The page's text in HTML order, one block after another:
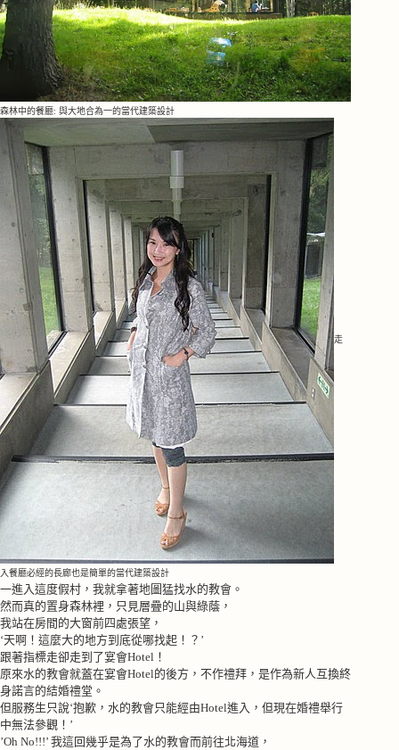
森林中的餐廳: 與大地合為一的當代建築設計
走
入餐廳必經的長廊也是簡單的當代建築設計
一進入這度假村，我就拿著地圖猛找水的教會。
然而真的置身森林裡，只見層疊的山與綠蔭，
我站在房間的大窗前四處張望，
‘天啊！這麼大的地方到底從哪找起！？’
跟著指標走卻走到了宴會Hotel ！
原來水的教會就蓋在宴會Hotel的後方，不作禮拜，是作為新人互換終
身諾言的結婚禮堂。
但服務生只說‘抱歉，水的教會只能經由Hotel進入，但現在婚禮舉行
中無法參觀！’
’Oh No!!!’ 我這回幾乎是為了水的教會而前往北海道，